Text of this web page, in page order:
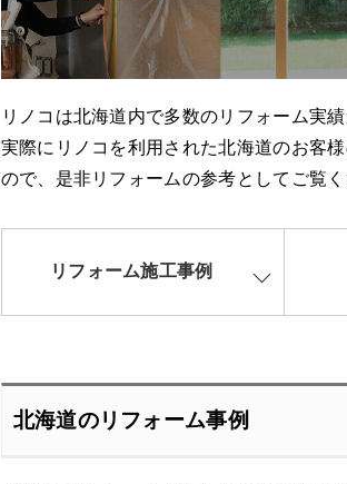
リノコは北海道内で多数のリフォーム実績
実際にリノコを利用された北海道のお客
ので、是非リフォームの参考としてご覧く
リフォーム施工事例
北海道のリフォーム事例